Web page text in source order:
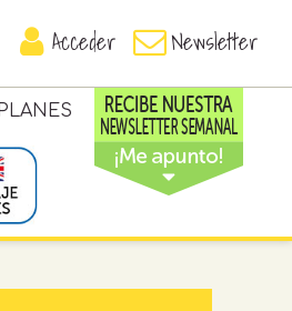
Acceder Newsletter
PLANES